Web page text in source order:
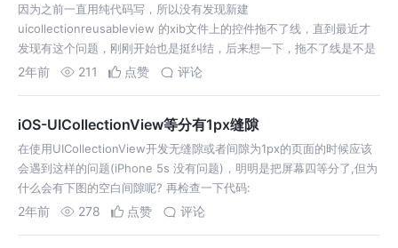
因为之前一直用纯代码写，所以没有发现新建
uicollectionreusableview 的xib文件上的控件拖不了线，直到最近才
发现有这个问题，刚刚开始也是挺纠结，后来想一下，拖不了线是不是
因为没有
2年前 211 点赞 评论
iOS-UICollectionView等分有1px缝隙
在使用UICollectionView开发无缝隙或者间隙为1px的页面的时候应该
会遇到这样的问题(iPhone 5s 没有问题)，明明是把屏幕四等分了,但为
什么会有下图的空白间隙呢? 再检查一下代码:
2年前 278 点赞 评论